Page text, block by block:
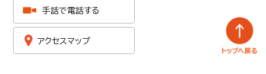
手話で電話する
アクセスマップ